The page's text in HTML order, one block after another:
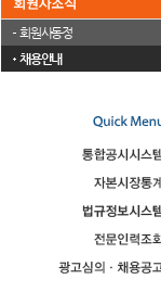
회원사동정
채용안내